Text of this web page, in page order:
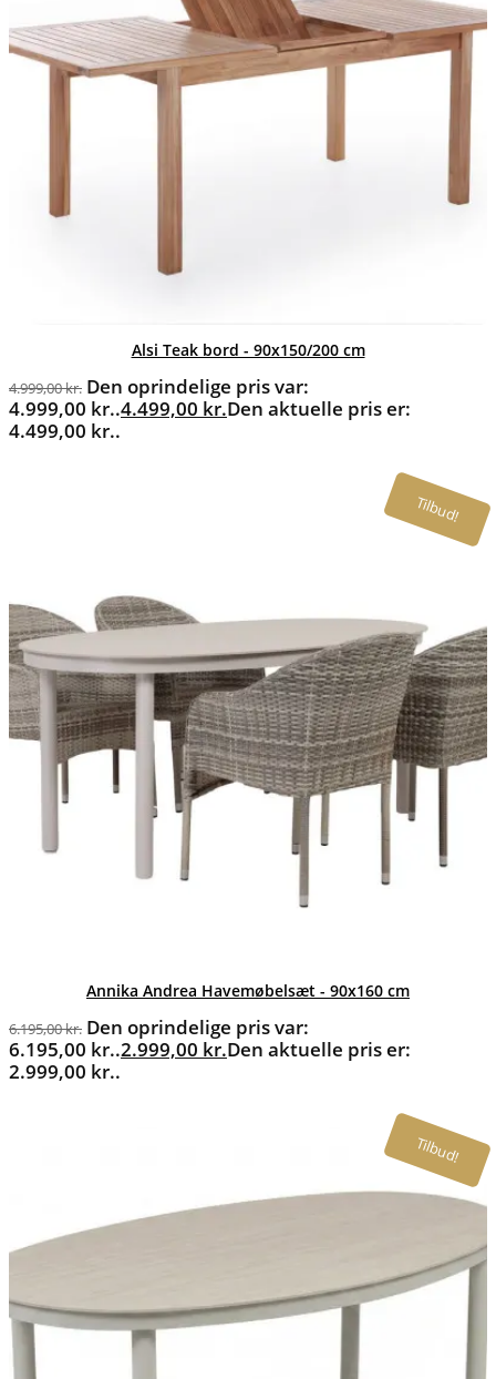
Alsi Teak bord - 90x150/200 cm
4.999,00kr. Den oprindelige pris var:
4.999,00 kr..4.499,00 kr.Den aktuelle pris er:
4.499,00 kr..
Tilbud!
Annika Andrea Havemøbelsæt - 90x160 cm
6.195,00kr. Den oprindelige pris var:
6.195,00 kr..2.999,00 kr.Den aktuelle pris er:
2.999,00 kr..
Tilbud!